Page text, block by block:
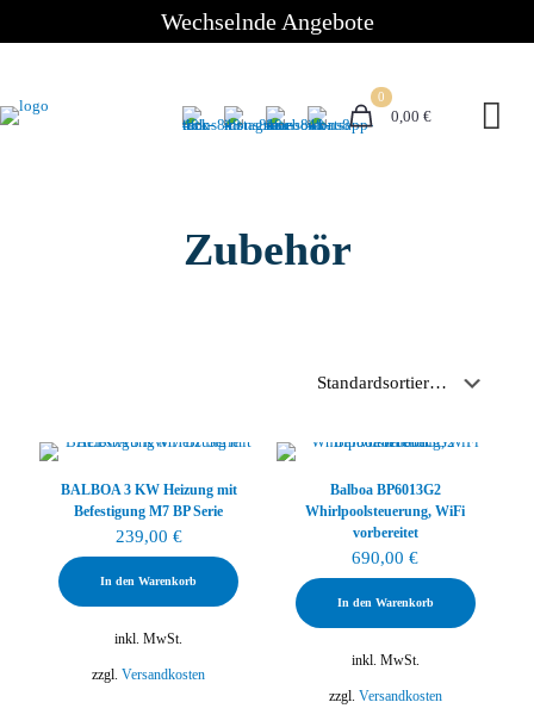
Wechselnde Angebote
0
0,00 €
Zubehör
BALBOA 3 KW Heizung mit
Befestigung M7 BP Serie
239,00 €
In den Warenkorb
inkl. MwSt.
zzgl. Versandkosten
Balboa BP6013G2
Whirlpoolsteuerung, WiFi
vorbereitet
690,00€
In den Warenkorb
inkl. MwSt.
zzgl. Versandkosten